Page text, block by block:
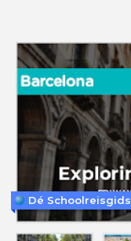
Dé Schoolreisgids